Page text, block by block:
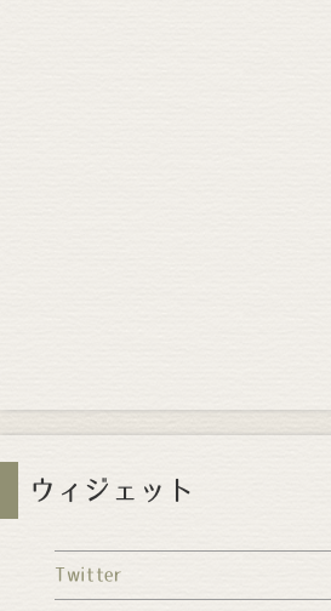
ウィジェット
Twitter